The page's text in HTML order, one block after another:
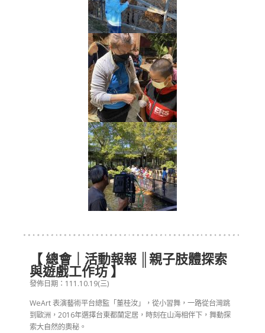
【 總會｜活動報報 ║親子肢體探索
與遊戲工作坊 】
發佈日期：111.10.19(三)
WeArt 表演藝術平台總監「董桂汝」，從小習舞，一路從台灣跳
到歐洲，2016年選擇台東都蘭定居，時刻在山海相伴下，舞動探
索大自然的奧秘。